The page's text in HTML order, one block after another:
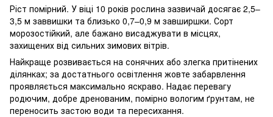
Ріст помірний. У віці 10 років рослина зазвичай досягає 2,5–
3,5 м заввишки та близько 0,7–0,9 м завширшки. Сорт
морозостійкий, але бажано висаджувати в місцях,
захищених від сильних зимових вітрів.
Найкраще розвивається на сонячних або злегка притінених
ділянках; за достатнього освітлення жовте забарвлення
проявляється максимально яскраво. Надає перевагу
родючим, добре дренованим, помірно вологим ґрунтам, не
переносить застою води та пересихання.